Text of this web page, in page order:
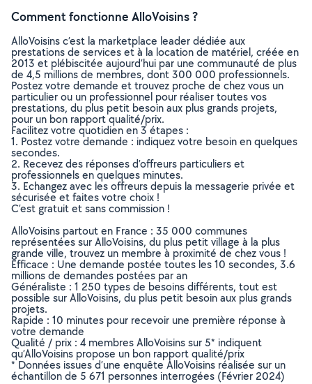
Comment fonctionne AlloVoisins ?
AlloVoisins c’est la marketplace leader dédiée aux
prestations de services et à la location de matériel, créée en
2013 et plébiscitée aujourd’hui par une communauté de plus
de 4,5 millions de membres, dont 300 000 professionnels.
Postez votre demande et trouvez proche de chez vous un
particulier ou un professionnel pour réaliser toutes vos
prestations, du plus petit besoin aux plus grands projets,
pour un bon rapport qualité/prix.
Facilitez votre quotidien en 3 étapes :
1. Postez votre demande : indiquez votre besoin en quelques
secondes.
2. Recevez des réponses d’offreurs particuliers et
professionnels en quelques minutes.
3. Echangez avec les offreurs depuis la messagerie privée et
sécurisée et faites votre choix !
C’est gratuit et sans commission !
AlloVoisins partout en France : 35 000 communes
représentées sur AlloVoisins, du plus petit village à la plus
grande ville, trouvez un membre à proximité de chez vous !
Efficace : Une demande postée toutes les 10 secondes, 3.6
millions de demandes postées par an
Généraliste : 1 250 types de besoins différents, tout est
possible sur AlloVoisins, du plus petit besoin aux plus grands
projets.
Rapide : 10 minutes pour recevoir une première réponse à
votre demande
Qualité / prix : 4 membres AlloVoisins sur 5* indiquent
qu’AlloVoisins propose un bon rapport qualité/prix
* Données issues d’une enquête AlloVoisins réalisée sur un
échantillon de 5 671 personnes interrogées (Février 2024)